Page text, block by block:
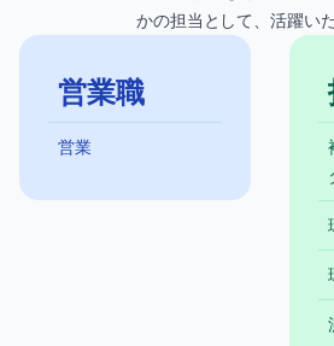
かの担当として、活躍い
営業職
営業